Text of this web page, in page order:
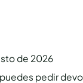
de 2026
pedir